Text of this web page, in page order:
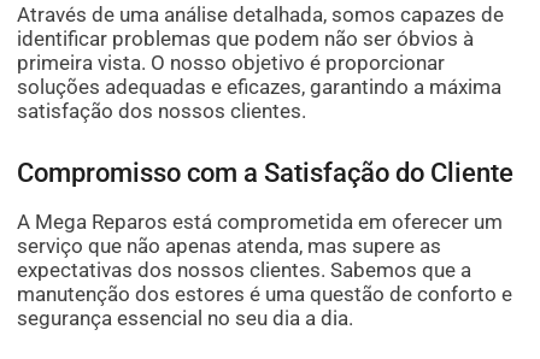
Através de uma análise detalhada, somos capazes de
identificar problemas que podem não ser óbvios à
primeira vista. O nosso objetivo é proporcionar
soluções adequadas e eficazes, garantindo a máxima
satisfação dos nossos clientes.
Compromisso com a Satisfação do Cliente
A Mega Reparos está comprometida em oferecer um
serviço que não apenas atenda, mas supere as
expectativas dos nossos clientes. Sabemos que a
manutenção dos estores é uma questão de conforto e
segurança essencial no seu dia a dia.